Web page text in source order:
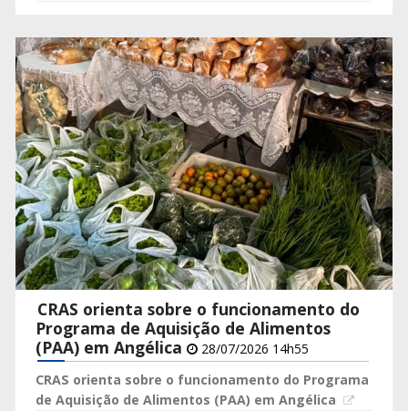
CRAS orienta sobre o funcionamento do
Programa de Aquisição de Alimentos
(PAA) em Angélica
28/07/2026 14h55
CRAS orienta sobre o funcionamento do Programa
de Aquisição de Alimentos (PAA) em Angélica